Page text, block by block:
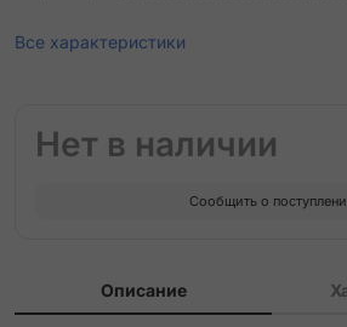
Все характеристики
Нет в наличии
Сообщить о
Описание